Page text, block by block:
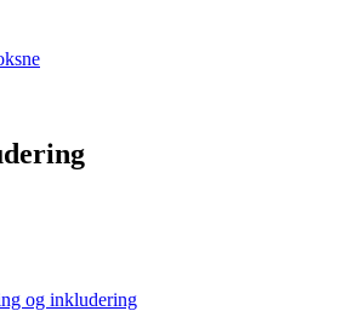
og inkludering